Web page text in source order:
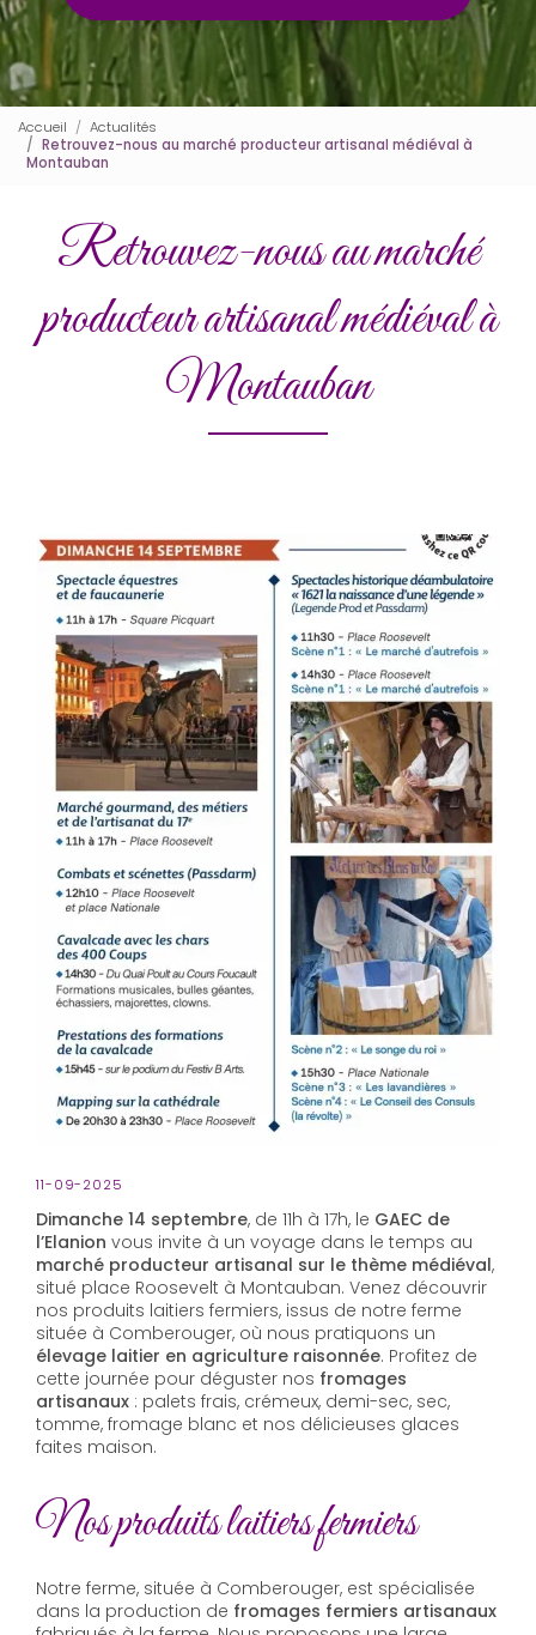
Accueil
Actualités
Retrouvez-nous au marché producteur artisanal médiéval à
Montauban
Retrouvez-nous au marché
producteur artisanal médiéval à
Montauban
11-09-2025
Dimanche 14 septembre, de 11h à 17h, le GAEC de
l’Elanion vous invite à un voyage dans le temps au
marché producteur artisanal sur le thème médiéval,
situé place Roosevelt à Montauban. Venez découvrir
nos produits laitiers fermiers, issus de notre ferme
située à Comberouger, où nous pratiquons un
élevage laitier en agriculture raisonnée. Profitez de
cette journée pour déguster nos fromages
artisanaux : palets frais, crémeux, demi-sec, sec,
tomme, fromage blanc et nos délicieuses glaces
faites maison.
Nos produits laitiers fermiers
Notre ferme, située à Comberouger, est spécialisée
dans la production de fromages fermiers artisanaux